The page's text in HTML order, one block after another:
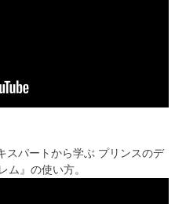
スパートから学ぶ プリンスのデ
ム』の使い方。